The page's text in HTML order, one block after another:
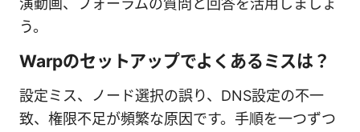
う。
Warpのセットアップでよくあるミスは？
設定ミス、ノード選択の誤り、DNS設定の不一
致、権限不足が頻繁な原因です。手順を一つずつ